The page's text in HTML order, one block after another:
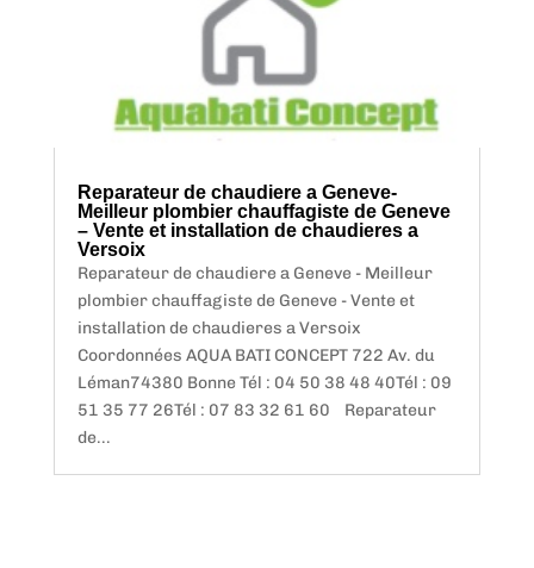
Reparateur de chaudiere a Geneve-
Meilleur plombier chauffagiste de Geneve
– Vente et installation de chaudieres a
Versoix
Reparateur de chaudiere a Geneve - Meilleur
plombier chauffagiste de Geneve - Vente et
installation de chaudieres a Versoix
Coordonnées AQUA BATI CONCEPT 722 Av. du
Léman74380 Bonne Tél : 04 50 38 48 40Tél : 09
51 35 77 26Tél : 07 83 32 61 60 Reparateur
de...